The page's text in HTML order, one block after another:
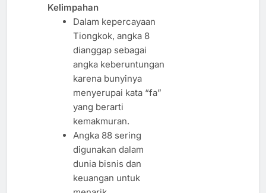
Kelimpahan
Dalam kepercayaan
Tiongkok, angka 8
dianggap sebagai
angka keberuntungan
karena bunyinya
menyerupai kata “fa”
yang berarti
kemakmuran.
Angka 88 sering
digunakan dalam
dunia bisnis dan
keuangan untuk